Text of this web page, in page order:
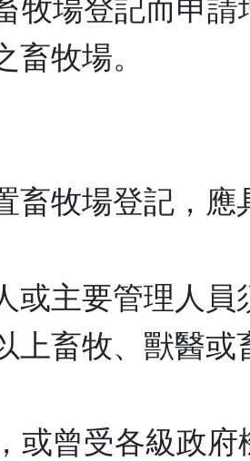
牧場登記而申請
畜牧場。
畜牧場登記，應
或主要管理人員
上畜牧、獸醫或
或曾受各級政府